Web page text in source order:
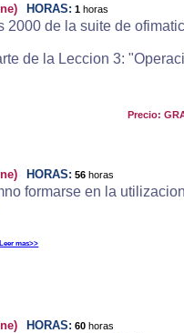
HORAS: 1 horas
2000 de la suite de
de la Leccion 3:
Precio:
HORAS: 56 horas
formarse en la
Leer mas>>
HORAS: 60 horas